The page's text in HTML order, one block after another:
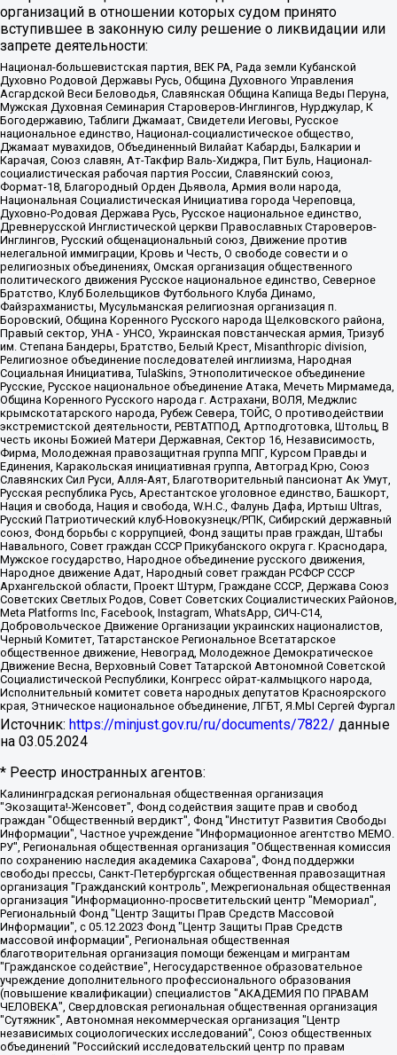
организаций в отношении которых судом принято
вступившее в законную силу решение о ликвидации или
запрете деятельности:
Национал-большевистская партия, ВЕК РА, Рада земли Кубанской
Духовно Родовой Державы Русь, Община Духовного Управления
Асгардской Веси Беловодья, Славянская Община Капища Веды Перуна,
Мужская Духовная Семинария Староверов-Инглингов, Нурджулар, К
Богодержавию, Таблиги Джамаат, Свидетели Иеговы, Русское
национальное единство, Национал-социалистическое общество,
Джамаат мувахидов, Объединенный Вилайат Кабарды, Балкарии и
Карачая, Союз славян, Ат-Такфир Валь-Хиджра, Пит Буль, Национал-
социалистическая рабочая партия России, Славянский союз,
Формат-18, Благородный Орден Дьявола, Армия воли народа,
Национальная Социалистическая Инициатива города Череповца,
Духовно-Родовая Держава Русь, Русское национальное единство,
Древнерусской Инглистической церкви Православных Староверов-
Инглингов, Русский общенациональный союз, Движение против
нелегальной иммиграции, Кровь и Честь, О свободе совести и о
религиозных объединениях, Омская организация общественного
политического движения Русское национальное единство, Северное
Братство, Клуб Болельщиков Футбольного Клуба Динамо,
Файзрахманисты, Мусульманская религиозная организация п.
Боровский, Община Коренного Русского народа Щелковского района,
Правый сектор, УНА - УНСО, Украинская повстанческая армия, Тризуб
им. Степана Бандеры, Братство, Белый Крест, Misanthropic division,
Религиозное объединение последователей инглиизма, Народная
Социальная Инициатива, TulaSkins, Этнополитическое объединение
Русские, Русское национальное объединение Атака, Мечеть Мирмамеда,
Община Коренного Русского народа г. Астрахани, ВОЛЯ, Меджлис
крымскотатарского народа, Рубеж Севера, ТОЙС, О противодействии
экстремистской деятельности, РЕВТАТПОД, Артподготовка, Штольц, В
честь иконы Божией Матери Державная, Сектор 16, Независимость,
Фирма, Молодежная правозащитная группа МПГ, Курсом Правды и
Единения, Каракольская инициативная группа, Автоград Крю, Союз
Славянских Сил Руси, Алля-Аят, Благотворительный пансионат Ак Умут,
Русская республика Русь, Арестантское уголовное единство, Башкорт,
Нация и свобода, Нация и свобода, W.H.С., Фалунь Дафа, Иртыш Ultras,
Русский Патриотический клуб-Новокузнецк/РПК, Сибирский державный
союз, Фонд борьбы с коррупцией, Фонд защиты прав граждан, Штабы
Навального, Совет граждан СССР Прикубанского округа г. Краснодара,
Мужское государство, Народное объединение русского движения,
Народное движение Адат, Народный совет граждан РСФСР СССР
Архангельской области, Проект Штурм, Граждане СССР, Держава Союз
Советских Светлых Родов, Совет Советских Социалистических Районов,
Meta Platforms Inc, Facebook, Instagram, WhatsApp, СИЧ-С14,
Добровольческое Движение Организации украинских националистов,
Черный Комитет, Татарстанское Региональное Всетатарское
общественное движение, Невоград, Молодежное Демократическое
Движение Весна, Верховный Совет Татарской Автономной Советской
Социалистической Республики, Конгресс ойрат-калмыцкого народа,
Исполнительный комитет совета народных депутатов Красноярского
края, Этническое национальное объединение, ЛГБТ, Я.МЫ Сергей Фургал
Источник: https://minjust.gov.ru/ru/documents/7822/ данные
на 03.05.2024
* Реестр иностранных агентов:
Калининградская региональная общественная организация "Экозащита!-Женсовет", Фонд содействия защите прав и свобод граждан "Общественный вердикт", Фонд "Институт Развития Свободы Информации", Частное учреждение "Информационное агентство МЕМО. РУ", Региональная общественная организация "Общественная комиссия по сохранению наследия академика Сахарова", Фонд поддержки свободы прессы, Санкт-Петербургская общественная правозащитная организация "Гражданский контроль", Межрегиональная общественная организация "Информационно-просветительский центр "Мемориал", Региональный Фонд "Центр Защиты Прав Средств Массовой Информации", с 05.12.2023 Фонд "Центр Защиты Прав Средств массовой информации", Региональная общественная благотворительная организация помощи беженцам и мигрантам "Гражданское содействие", Негосударственное образовательное учреждение дополнительного профессионального образования (повышение квалификации) специалистов "АКАДЕМИЯ ПО ПРАВАМ ЧЕЛОВЕКА", Свердловская региональная общественная организация "Сутяжник", Автономная некоммерческая организация "Центр независимых социологических исследований", Союз общественных объединений "Российский исследовательский центр по правам человека", Региональное общественное учреждение научно-информационный центр "МЕМОРИАЛ", Некоммерческая организация "Фонд защиты гласности", Автономная некоммерческая организация "Институт прав человека", Городская общественная организация "Екатеринбургское общество "МЕМОРИАЛ", Городская общественная организация "Рязанское историко-просветительское и правозащитное общество "Мемориал" (Рязанский Мемориал), Челябинский региональный орган общественной самодеятельности – женское общественное объединение "Женщины Евразии", Челябинский региональный орган общественной самодеятельности "Уральская правозащитная группа", Фонд содействия защите здоровья и социальной справедливости имени Андрея Рылькова, Автономная Некоммерческая Организация "Аналитический Центр Юрия Левады", Автономная некоммерческая организация социальной поддержки населения "Проект Апрель", Региональная общественная организация помощи женщинам и детям, находящимся в кризисной ситуации "Информационно-методический центр "Анна", Фонд содействия развитию массовых коммуникаций и правовому просвещению "Так-так-Так", Фонд содействия устойчивому развитию "Серебряная тайга", Свердловский региональный общественный фонд социальных проектов "Новое время", "Idel.Реалии", Кавказ.Реалии, Крым.Реалии, Телеканал Настоящее Время, Татаро-башкирская служба Радио Свобода (Azatliq Radiosi), Радио Свободная Европа/Радио Свобода (PCE/PC), "Сибирь.Реалии", "Фактограф", Благотворительный фонд помощи осужденным и их семьям, Автономная некоммерческая организация "Институт глобализации и социальных движений", Фонд "В защиту прав заключенных", Частное учреждение "Центр поддержки и содействия развитию средств массовой информации", Пензенский региональный общественный благотворительный фонд "Гражданский союз", "Север.Реалии", Некоммерческая организация Фонд "Правовая инициатива", Общество с ограниченной ответственностью "Радио Свободная Европа/Радио Свобода", Чешское информационное агентство "MEDIUM-ORIENT", Красноярская региональная общественная организация "Мы против СПИДа", Камалягин Денис Николаевич, Маркелов Сергей Евгеньевич, Пономарев Лев Александрович, Савицкая Людмила Алексеевна, Автономная некоммерческая организация "Центр по работе с проблемой насилия "НАСИЛИЮ.НЕТ", Межрегиональный профессиональный союз работников здравоохранения "Альянс врачей", Юридическое лицо, зарегистрированное в Латвийской Республике, SIA "Medusa Project" (регистрационный номер 40103797863, дата регистрации 10.06.2014), Некоммерческая организация "Фонд по борьбе с коррупцией", Автономная некоммерческая организация "Институт права и публичной политики", Баданин Роман Сергеевич, Гликин Максим Александрович, Железнова Мария Михайловна, Лукьянова Юлия Сергеевна, Маетная Елизавета Витальевна, Маняхин Петр Борисович, Чуракова Ольга Владимировна, Ярош Юлия Петровна, Юридическое лицо "The Insider SIA", зарегистрированное в Риге, Латвийская Республика (дата регистрации 26.06.2015), являющееся администратором доменного имени интернет-издания "The Insider SIA", https://theins.ru, Постернак Алексей Евгеньевич, Рубин Михаил Аркадьевич, Анин Роман Александрович, Юридическое лицо Istories fonds, зарегистрированное в Латвийской Республике (регистрационный номер 50008295751, дата регистрации 24.02.2020), Великовский Дмитрий Александрович, Долинина Ирина Николаевна, Мароховская Алеся Алексеевна, Шлейнов Роман Юрьевич, Шмагун Олеся Валентиновна, Общество с ограниченной ответственностью "Альтаир 2021", Общество с ограниченной ответственностью "Вега 2021", Общество с ограниченной ответственностью "Главный редактор 2021", Общество с ограниченной ответственностью "Ромашки монолит", Важенков Артем Валерьевич, Ивановская областная общественная организация "Центр гендерных исследований", Гурман Юрий Альбертович, Медиапроект "ОВД-Инфо", Егоров Владимир Владимирович, Жилинский Владимир Александрович, Общество с ограниченной ответственностью "ЗП", Иванова София Юрьевна, Карезина Инна Павловна, Кильтау Екатерина Викторовна, Петров Алексей Викторович, Пискунов Сергей Евгеньевич, Смирнов Сергей Сергеевич, Тихонов Михаил Сергеевич, Общество с ограниченной ответственностью "ЖУРНАЛИСТ-ИНОСТРАННЫЙ АГЕНТ", Арапова Галина Юрьевна, Вольтская Татьяна Анатольевна, Американская компания "Mason G.E.S. Anonymous Foundation" (США), являющаяся владельцем интернет-издания https://mnews.world/, Компания "Stichting Bellingcat", зарегистрированная в Нидерландах (дата регистрации 11.07.2018), Захаров Андрей Вячеславович, Клепиковская Екатерина Дмитриевна, Общество с ограниченной ответственностью "МЕМО", Перл Роман Александрович, Симонов Евгений Алексеевич, Соловьева Елена Анатольевна, Сотников Даниил Владимирович, Сурначева Елизавета Дмитриевна, Автономная некоммерческая организация по защите прав человека и информированию населения "Якутия – Наше Мнение", Общество с ограниченной ответственностью "Москоу диджитал медиа", с 26.01.2023 Общество с ограниченной ответственностью "Чайка Белые сады", Ветошкина Валерия Валерьевна, Заговора Максим Александрович, Межрегиональное общественное движение "Российская ЛГБТ - сеть", Оленичев Максим Владимирович, Павлов Иван Юрьевич, Скворцова Елена Сергеевна, Общество с ограниченной ответственностью "Как бы инагент", Кочетков Игорь Викторович, Общество с ограниченной ответственностью "Честные выборы", Еланчик Олег Александрович, Общество с ограниченной ответственностью "Нобелевский призыв", Гималова Регина Эмилевна, Григорьев Андрей Валерьевич, Григорьева Алина Александровна, Ассоциация по содействию защите прав призывников, альтернативнослужащих и военнослужащих "Правозащитная группа "Гражданин.Армия.Право", Хисамова Регина Фаритовна, Автономная некоммерческая организация по реализации социально-правовых программ "Лилит", Дальневосточное общественное движение "Маяк", Санкт-Петербургская ЛГБТ-инициативная группа "Выход", Инициативная группа ЛГБТ+ "Реверс", Алексеев Андрей Викторович, Бекбулатова Таисия Львовна, Беляев Иван Михайлович, Владыкина Елена Сергеевна, Гельман Марат Александрович, Никульшина Вероника Юрьевна, Толоконникова Надежда Андреевна, Шендерович Виктор Анатольевич, Общество с ограниченной ответственностью "Данное сообщение", Общество с ограниченной ответственностью Издательский дом "Новая глава", Айнбиндер Александра Александровна, Московский комьюнити-центр для ЛГБТ+инициатив, Благотворительный фонд развития филантропии, Deutsche Welle (Германия, Kurt-Schumacher-Strasse 3, 53113 Bonn), Борзунова Мария Михайловна, Воробьев Виктор Викторович, Голубева Анна Львовна, Константинова Алла Михайловна, Малкова Ирина Владимировна, Мурадов Мурад Абдулгалимович, Осетинская Елизавета Николаевна, Понасенков Евгений Николаевич, Ганапольский Матвей Юрьевич, Киселев Евгений Алексеевич, Борухович Ирина Григорьевна, Дремин Иван Тимофеевич, Дубровский Дмитрий Викторович, Красноярская региональная общественная организация поддержки и развития альтернативных образовательных технологий и межкультурных коммуникаций "ИНТЕРРА", Маяковская Екатерина Алексеевна, Фейгин Марк Захарович, Филимонов Андрей Викторович, Дзугкоева Регина Николаевна, Доброхотов Роман Александрович, Дудь Юрий Александрович, Елкин Сергей Владимирович, Кругликов Кирилл Игоревич, Сабунаева Мария Леонидовна, Семенов Алексей Владимирович, Шаинян Карен Багратович, Шульман Екатерина Михайловна, Асафьев Артур Валерьевич, Вахштайн Виктор Семенович, Венедиктов Алексей Алексеевич, Лушникова Екатерина Евгеньевна, Волков Леонид Михайлович, Невзоров Александр Глебович, Пархоменко Сергей Борисович, Сироткин Ярослав Николаевич, Кара-Мурза Владимир Владимирович, Баранова Наталья Владимировна, Гозман Леонид Яковлевич, Кагарлицкий Борис Юльевич, Климарев Михаил Валерьевич, Милов Владимир Станиславович, Автономная некоммерческая организация Краснодарский центр современного искусства "Типография", Моргенштерн Алишер Тагирович, Соболь Любовь Эдуардовна, Общество с ограниченной ответственностью "ЛИЗА НОРМ", Каспаров Гарри Кимович, Ходорковский Михаил Борисович, Общество с ограниченной ответственностью "Апрельские тезисы", Данилович Ирина Брониславовна, Кашин Олег Владимирович, Петров Николай Владимирович, Пивоваров Алексей Владимирович, Соколов Михаил Владимирович, Цветкова Юлия Владимировна, Чичваркин Евгений Александрович, Комитет против пыток/Команда против пыток, Общество с ограниченной ответственностью "Первый научный", Общество с ограниченной ответственностью "Вертолет и ко", Белоцерковская Вероника Борисовна, Кац Максим Евгеньевич, Лазарева Татьяна Юрьевна, Шаведдинов Руслан Табризович, Яшин Илья Валерьевич, Общество с ограниченной ответственностью "Иноагент ААВ", Алешковский Дмитрий Петрович, Альбац Евгения Марковна, Быков Дмитрий Львович, Галямина Юлия Евгеньевна, Лойко Сергей Леонидович, Мартынов Кирилл Константинович, Медведев Сергей Александрович, Крашенинников Федор Геннадиевич, Гордеева Катерина Вл